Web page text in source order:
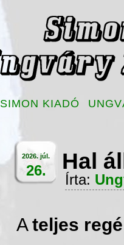
SIMON KIADÓ
2026. júl.
26. Hal
Írta:
Ateljes